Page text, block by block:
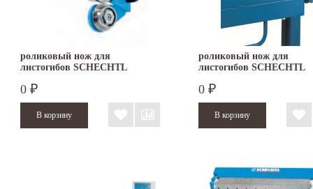
роликовый нож для
листогибов SCHECHTL
0 ₽
роликовый нож для
листогибов SCHECHTL
0 ₽